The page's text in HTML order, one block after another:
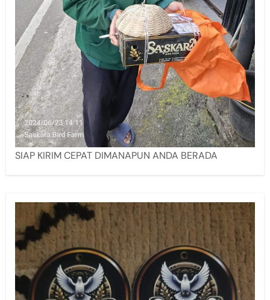
SIAP KIRIM CEPAT DIMANAPUN ANDA BERADA